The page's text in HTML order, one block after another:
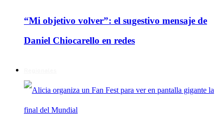
“Mi objetivo volver”: el sugestivo mensaje de
Daniel Chiocarello en redes